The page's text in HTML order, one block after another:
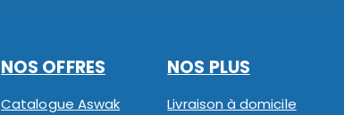
NOS OFFRES
Catalogue Aswak
NOS PLUS
Livraison à domicile